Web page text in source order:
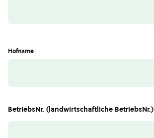
Hofname
BetriebsNr. (landwirtschaftliche BetriebsNr.)